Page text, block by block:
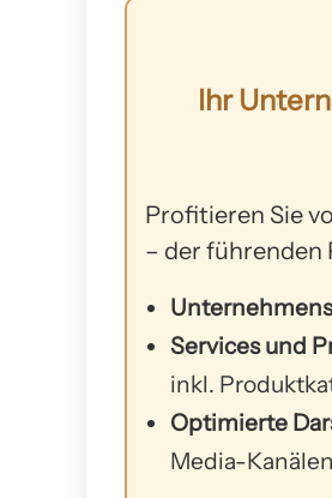
Ihr
Profitieren Sie
– der
Services und
inkl.
Optimierte
Media-